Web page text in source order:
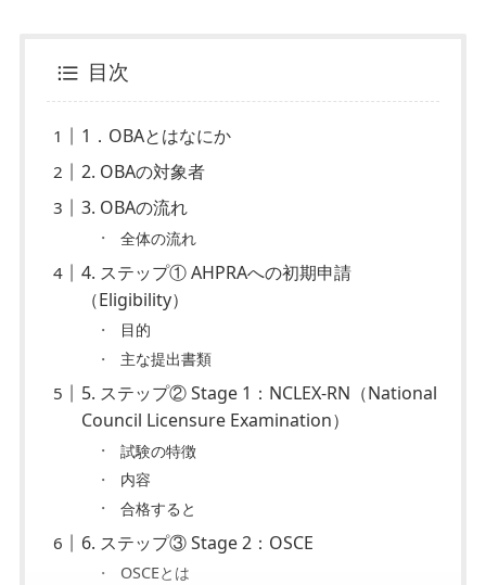
目次
1．OBAとはなにか
2. OBAの対象者
3. OBAの流れ
全体の流れ
4. ステップ① AHPRAへの初期申請
（Eligibility）
目的
主な提出書類
5. ステップ② Stage 1：NCLEX-RN（National
Council Licensure Examination）
試験の特徴
内容
合格すると
6. ステップ③ Stage 2：OSCE
OSCEとは